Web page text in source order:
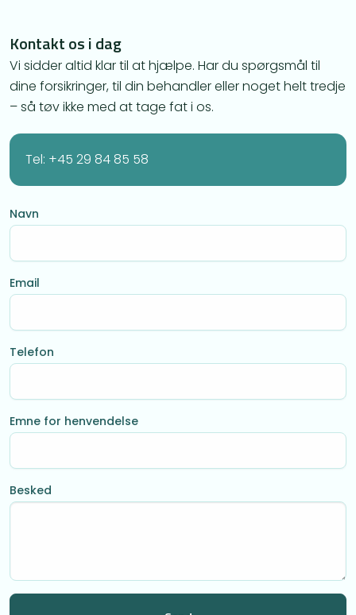
Kontakt os i dag
Vi sidder altid klar til at hjælpe. Har du spørgsmål til
dine forsikringer, til din behandler eller noget helt tredje
– så tøv ikke med at tage fat i os.
Tel: +45 29 84 85 58
Navn
Email
Telefon
Emne for henvendelse
Besked